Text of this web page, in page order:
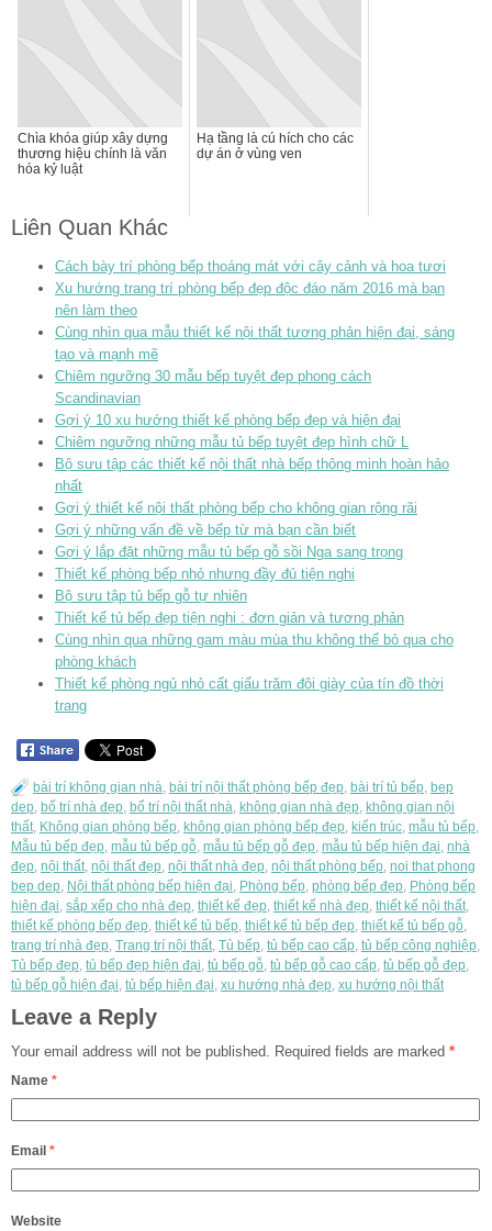
Chìa khóa giúp xây dựng
thương hiệu chính là văn
hóa kỷ luật
Hạ tầng là cú hích cho các
dự án ở vùng ven
Liên Quan Khác
Cách bày trí phòng bếp thoáng mát với cây cảnh và hoa tươi
Xu hướng trang trí phòng bếp đẹp độc đáo năm 2016 mà bạn
nên làm theo
Cùng nhìn qua mẫu thiết kế nội thất tương phản hiện đại, sáng
tạo và mạnh mẽ
Chiêm ngưỡng 30 mẫu bếp tuyệt đẹp phong cách
Scandinavian
Gợi ý 10 xu hướng thiết kế phòng bếp đẹp và hiện đại
Chiêm ngưỡng những mẫu tủ bếp tuyệt đẹp hình chữ L
Bộ sưu tập các thiết kế nội thất nhà bếp thông minh hoàn hảo
nhất
Gợi ý thiết kế nội thất phòng bếp cho không gian rộng rãi
Gợi ý những vấn đề về bếp từ mà bạn cần biết
Gợi ý lắp đặt những mẫu tủ bếp gỗ sồi Nga sang trọng
Thiết kế phòng bếp nhỏ nhưng đầy đủ tiện nghi
Bộ sưu tập tủ bếp gỗ tự nhiên
Thiết kế tủ bếp đẹp tiện nghi : đơn giản và tương phản
Cùng nhìn qua những gam màu mùa thu không thể bỏ qua cho
phòng khách
Thiết kế phòng ngủ nhỏ cất giấu trăm đôi giày của tín đồ thời
trang
bài trí không gian nhà, bài trí nội thất phòng bếp đẹp, bài trí tủ bếp, bep
dep, bố trí nhà đẹp, bố trí nội thất nhà, không gian nhà đẹp, không gian nội
thất, Không gian phòng bếp, không gian phòng bếp đẹp, kiến trúc, mẫu tủ bếp,
Mẫu tủ bếp đẹp, mẫu tủ bếp gỗ, mẫu tủ bếp gỗ đẹp, mẫu tủ bếp hiện đại, nhà
đẹp, nội thất, nội thất đẹp, nội thất nhà đẹp, nội thất phòng bếp, noi that phong
bep dep, Nội thất phòng bếp hiện đại, Phòng bếp, phòng bếp đẹp, Phòng bếp
hiện đại, sắp xếp cho nhà đẹp, thiết kế đẹp, thiết kế nhà đẹp, thiết kế nội thất,
thiết kế phòng bếp đẹp, thiết kế tủ bếp, thiết kế tủ bếp đẹp, thiết kế tủ bếp gỗ,
trang trí nhà đẹp, Trang trí nội thất, Tủ bếp, tủ bếp cao cấp, tủ bếp công nghiệp,
Tủ bếp đẹp, tủ bếp đẹp hiện đại, tủ bếp gỗ, tủ bếp gỗ cao cấp, tủ bếp gỗ đẹp,
tủ bếp gỗ hiện đại, tủ bếp hiện đại, xu hướng nhà đẹp, xu hướng nội thất
Leave a Reply
Your email address will not be published. Required fields are marked *
Name *
Email *
Website